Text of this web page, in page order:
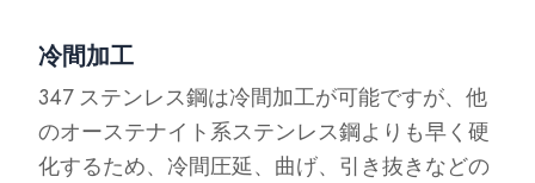
冷間加工
347 ステンレス鋼は冷間加工が可能ですが、他
のオーステナイト系ステンレス鋼よりも早く硬
化するため、冷間圧延、曲げ、引き抜きなどの